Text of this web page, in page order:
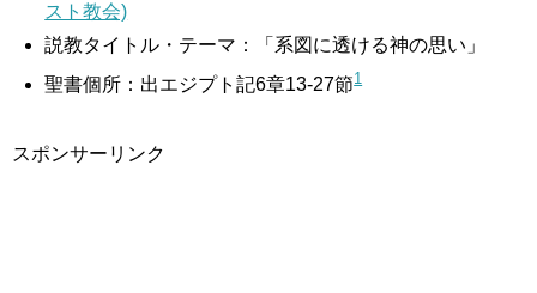
スト教会)
説教タイトル・テーマ：「系図に透ける神の思い」
聖書個所：出エジプト記6章13-27節1
スポンサーリンク